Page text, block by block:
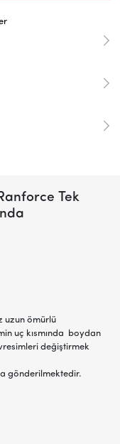
Tek
uzun ömürlü
uç kısmında boydan
değiştirmek
gönderilmektedir.